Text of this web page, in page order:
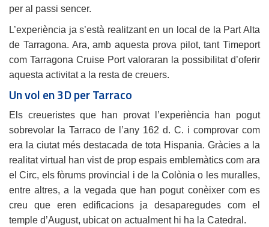
per al passi sencer.
L’experiència ja s’està realitzant en un local de la Part Alta
de Tarragona. Ara, amb aquesta prova pilot, tant Timeport
com Tarragona Cruise Port valoraran la possibilitat d’oferir
aquesta activitat a la resta de creuers.
Un vol en 3D per Tarraco
Els creueristes que han provat l’experiència han pogut
sobrevolar la Tarraco de l’any 162 d. C. i comprovar com
era la ciutat més destacada de tota Hispania. Gràcies a la
realitat virtual han vist de prop espais emblemàtics com ara
el Circ, els fòrums provincial i de la Colònia o les muralles,
entre altres, a la vegada que han pogut conèixer com es
creu que eren edificacions ja desaparegudes com el
temple d’August, ubicat on actualment hi ha la Catedral.